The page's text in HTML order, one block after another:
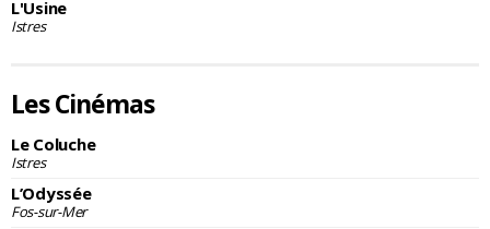
L'Usine
Istres
Les Cinémas
Le Coluche
Istres
L’Odyssée
Fos-sur-Mer